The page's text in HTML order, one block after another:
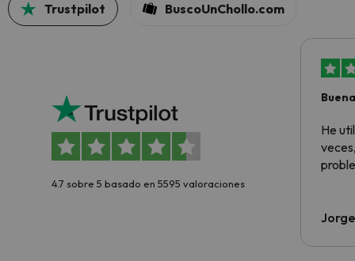
Trustpilot BuscoUnChollo.com
4.7 sobre 5 basado en 5595 valoraciones
He